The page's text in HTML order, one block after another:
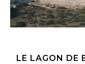
LE LAGON DE